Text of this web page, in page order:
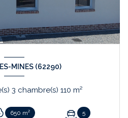
MINES (62290)
Maison 6 pièce(s) 3 chambre(s) 110 m²
650 m² 5